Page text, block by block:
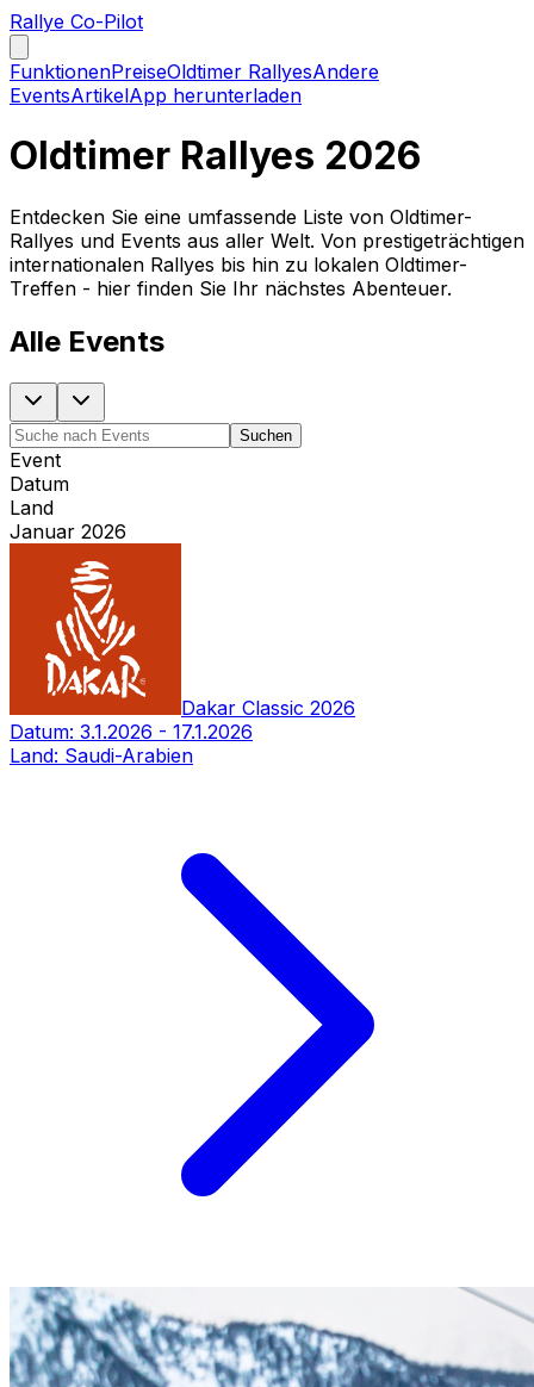
Rallye Co-Pilot
FunktionenPreiseOldtimer RallyesAndere
EventsArtikelApp herunterladen
Oldtimer Rallyes 2026
Entdecken Sie eine umfassende Liste von Oldtimer-
Rallyes und Events aus aller Welt. Von prestigeträchtigen
internationalen Rallyes bis hin zu lokalen Oldtimer-
Treffen - hier finden Sie Ihr nächstes Abenteuer.
Alle Events
Suchen
Event
Datum
Land
Januar 2026
Dakar Classic 2026
Datum: 3.1.2026 - 17.1.2026
Land: Saudi-Arabien